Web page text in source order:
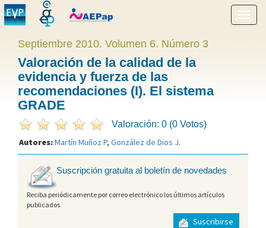
menú
Septiembre 2010. Volumen 6. Número 3
Valoración de la calidad de la
evidencia y fuerza de las
recomendaciones (I). El sistema
GRADE
Valoración: 0 (0 Votos)
Autores:Martín Muñoz P, González de Dios J.
Suscripción gratuita al boletín de novedades
Reciba periódicamente por correo electrónico los últimos artículos
publicados
Suscribirse